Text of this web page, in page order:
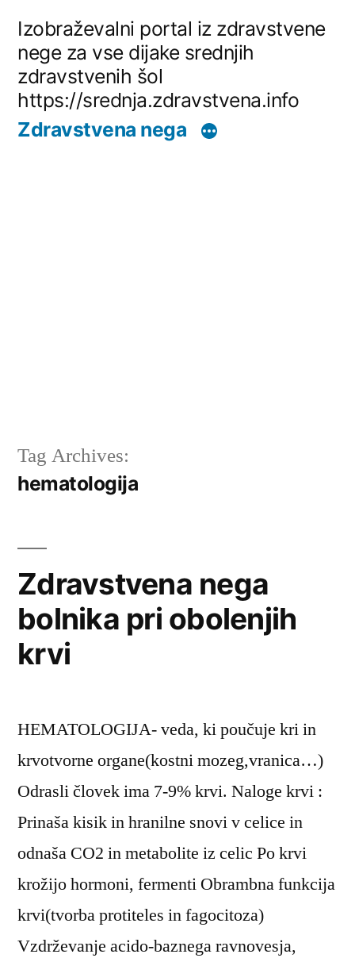
content
Izobraževalni portal iz zdravstvene
nege za vse dijake srednjih
zdravstvenih šol
https://srednja.zdravstvena.info
Zdravstvena nega
Tag Archives:
hematologija
Zdravstvena nega
bolnika pri obolenjih
krvi
HEMATOLOGIJA- veda, ki poučuje kri in
krvotvorne organe(kostni mozeg,vranica…)
Odrasli človek ima 7-9% krvi. Naloge krvi :
Prinaša kisik in hranilne snovi v celice in
odnaša CO2 in metabolite iz celic Po krvi
krožijo hormoni, fermenti Obrambna funkcija
krvi(tvorba protiteles in fagocitoza)
Vzdrževanje acido-baznega ravnovesja,